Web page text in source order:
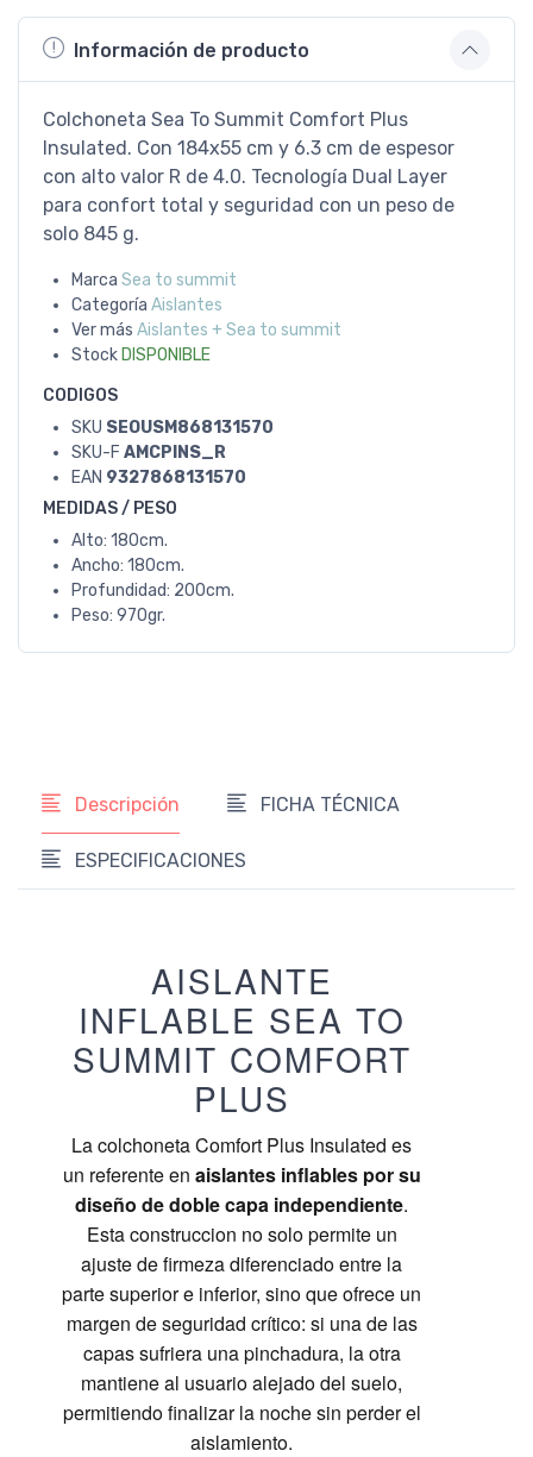
Información de producto
Colchoneta Sea To Summit Comfort Plus
Insulated. Con 184x55 cm y 6.3 cm de espesor
con alto valor R de 4.0. Tecnología Dual Layer
para confort total y seguridad con un peso de
solo 845 g.
Marca Sea to summit
Categoría Aislantes
Ver más Aislantes + Sea to summit
Stock DISPONIBLE
CODIGOS
SKU SEOUSM868131570
SKU-F AMCPINS_R
EAN 9327868131570
MEDIDAS / PESO
Alto: 180cm.
Ancho: 180cm.
Profundidad: 200cm.
Peso: 970gr.
Descripción FICHA TÉCNICA
ESPECIFICACIONES
AISLANTE
INFLABLE SEA TO
SUMMIT COMFORT
PLUS
La colchoneta Comfort Plus Insulated es
un referente en aislantes inflables por su
diseño de doble capa independiente.
Esta construccion no solo permite un
ajuste de firmeza diferenciado entre la
parte superior e inferior, sino que ofrece un
margen de seguridad crítico: si una de las
capas sufriera una pinchadura, la otra
mantiene al usuario alejado del suelo,
permitiendo finalizar la noche sin perder el
aislamiento.